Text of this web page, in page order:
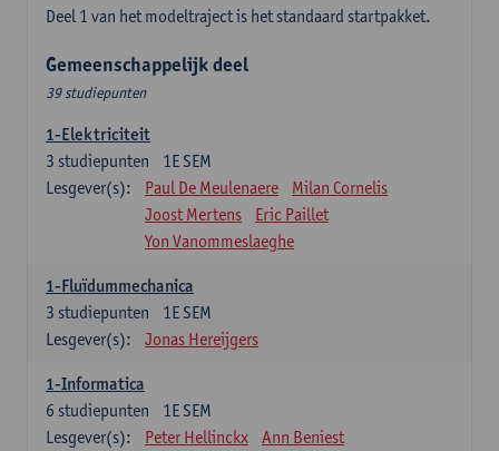
Deel 1 van het modeltraject is het standaard startpakket.
Gemeenschappelijk deel
39 studiepunten
1-Elektriciteit
1E SEM
3 studiepunten
Lesgever(s):
Paul De Meulenaere
Milan Cornelis
Joost Mertens
Eric Paillet
Yon Vanommeslaeghe
1-Fluïdummechanica
1E SEM
3 studiepunten
Lesgever(s):
Jonas Hereijgers
1-Informatica
1E SEM
6 studiepunten
Lesgever(s):
Peter Hellinckx
Ann Beniest